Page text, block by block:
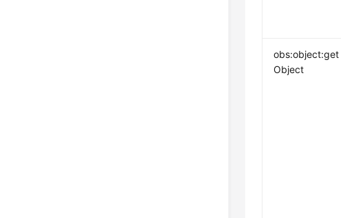
obs:object:get
Object